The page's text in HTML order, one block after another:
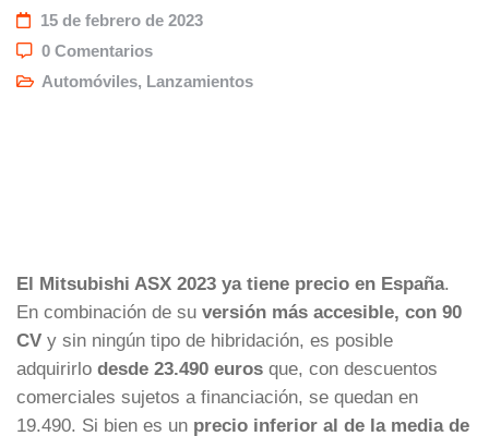
15 de febrero de 2023
0 Comentarios
Automóviles, Lanzamientos
El Mitsubishi ASX 2023 ya tiene precio en España.
En combinación de su versión más accesible, con 90
CV y sin ningún tipo de hibridación, es posible
adquirirlo desde 23.490 euros que, con descuentos
comerciales sujetos a financiación, se quedan en
19.490. Si bien es un precio inferior al de la media de